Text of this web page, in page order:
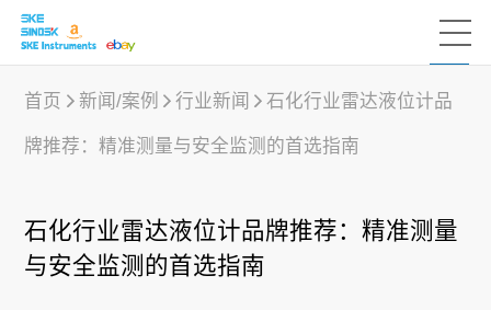
行业应用
首页 新闻/案例 行业新闻 石化行业雷达液位计品
牌推荐：精准测量与安全监测的首选指南
石化行业雷达液位计品牌推荐：精准测量
与安全监测的首选指南